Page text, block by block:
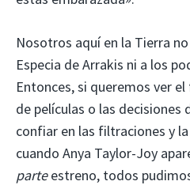
Nosotros aquí en la Tierra
Especia de Arrakis ni a los
Entonces, si queremos ver
de películas o las
confiar en las filtraciones y
cuando Anya Taylor-Joy
parteestreno, todos